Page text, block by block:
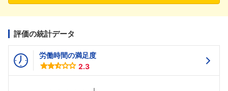
評価の統計データ
労働時間の満足度
2.3